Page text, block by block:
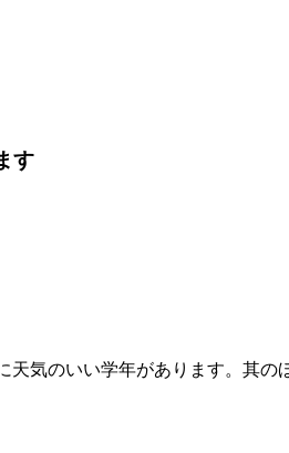
す
気のいい学年があります。其